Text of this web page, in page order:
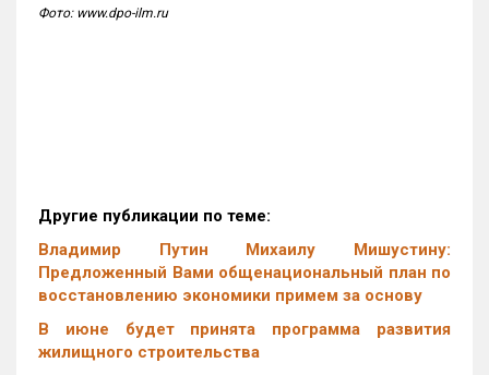
Фото: www.dpo-ilm.ru
Другие публикации по теме:
Владимир Путин Михаилу Мишустину:
Предложенный Вами общенациональный план по
восстановлению экономики примем за основу
В июне будет принята программа развития
жилищного строительства